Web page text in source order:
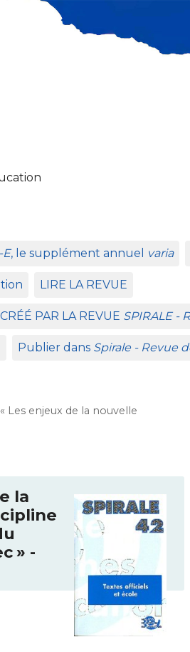
E, le supplément annuel varia
LIRE LA REVUE
CR ÉÉ PAR LA REVUE SPIRALE-
Publier dans Spirale - Revue
Les enjeux de la nouvelle
la
» -